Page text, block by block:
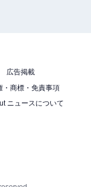
広告掲載
・商標・免責事項
ニュースについて